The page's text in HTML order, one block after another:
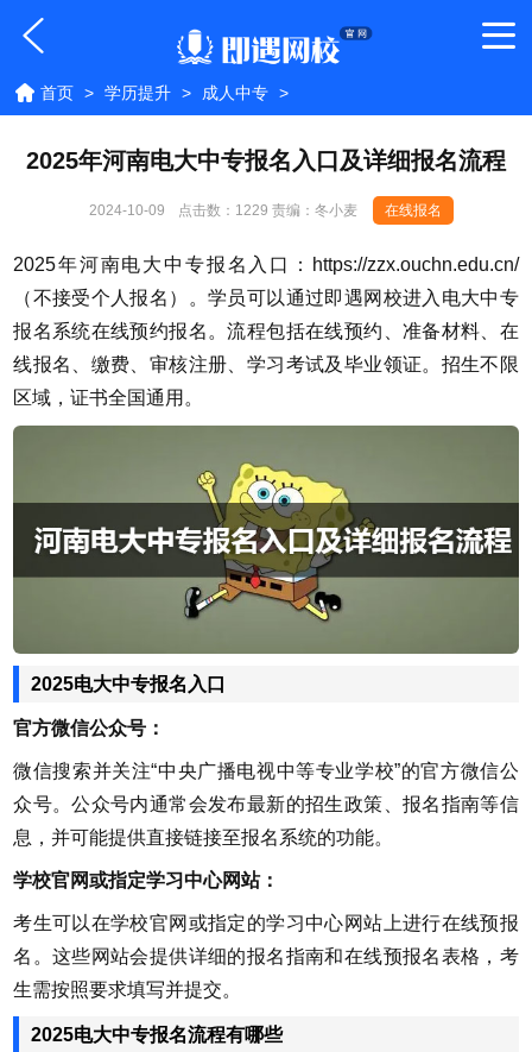
首页 > 学历提升 > 成人中专 >
2025年河南电大中专报名入口及详细报名流程
2024-10-09 点击数： 1229 责编：冬小麦 在线报名
2025年河南电大中专报名入口：https://zzx.ouchn.edu.cn/
（不接受个人报名）。学员可以通过即遇网校进入电大中专
报名系统在线预约报名。流程包括在线预约、准备材料、在
线报名、缴费、审核注册、学习考试及毕业领证。招生不限
区域，证书全国通用。
2025电大中专报名入口
官方微信公众号：
微信搜索并关注“中央广播电视中等专业学校”的官方微信公
众号。公众号内通常会发布最新的招生政策、报名指南等信
息，并可能提供直接链接至报名系统的功能。
学校官网或指定学习中心网站：
考生可以在学校官网或指定的学习中心网站上进行在线预报
名。这些网站会提供详细的报名指南和在线预报名表格，考
生需按照要求填写并提交。
2025电大中专报名流程有哪些